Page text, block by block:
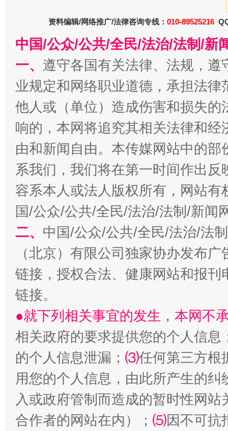
一批国家标准开始实施 从
以产业富民促振兴 酒驾
从幼儿园到大学，有这些资助 “
资料编辑/网络推广/法律咨询专线： 010-89525216
中国/公众/公共/全民/法治/法制/新
一、 遵守各国有关法律、法规，
业规定和网络职业道德，承担法
他人或（单位）造成伤害和损失
响的，本网将追究其相关法律和
由和新闻自由。本传媒网站中的
系我们，我们将在第一时间作出
容系本人或法人版权所有，网站
国/公众/公共/全民/法治/法制/新闻
二、 中国/公众/公共/全民/法治/法
（北京）有限公司独家协办发布
链接，授权合法、健康网站和报
链接。
●就下列相关事宜的发生，本网不
相关政府的要求提供您的个人信息
的个人信息泄漏； ⑶任何第三方根
用您的个人信息，由此所产生的纠
入或政府管制而造成的暂时性网
合作者的网站在内）； ⑸因不可抗